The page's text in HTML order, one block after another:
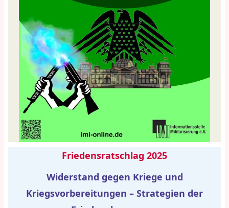
Friedensratschlag 2025
Widerstand gegen Kriege und
Kriegsvorbereitungen – Strategien der